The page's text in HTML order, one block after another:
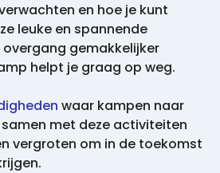
en hoe je kunt
leuke en spannende
gemakkelijker
helpt je graag op weg.
waar kampen naar
samen met deze activiteiten
vergroten om in de toekomst